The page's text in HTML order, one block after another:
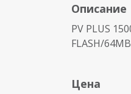
Описание
PV PLUS
FLASH/
Цена